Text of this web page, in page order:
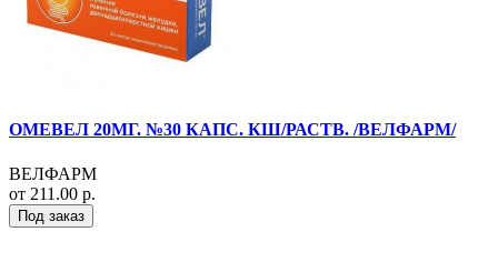
ОМЕВЕЛ 20МГ. №30 КАПС. КШ/РАСТВ. /ВЕЛФАРМ/
ВЕЛФАРМ
от 211.00 р.
Под заказ